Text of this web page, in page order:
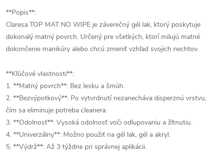
**Popis**:
Claresa TOP MAT NO WIPE je záverečný gél lak, ktorý poskytuje
dokonalý matný povrch. Určený pre všetkých, ktorí milujú matné
dokončenie manikúry alebo chcú zmeniť vzhľad svojich nechtov.
**Kľúčové vlastnosti**:
1. **Matný povrch**: Bez lesku a šmúh.
2. **Bezvýpotkový**: Po vytvrdnutí nezanecháva disperznú vrstvu,
čím sa eliminuje potreba cleanera.
3. **Odolnosť**: Vysoká odolnosť voči odlupovaniu a žltnutiu.
4. **Univerzálny**: Možno použiť na gél lak, gél a akryl.
5. **Výdrž**: Až 3 týždne pri správnej aplikácii.